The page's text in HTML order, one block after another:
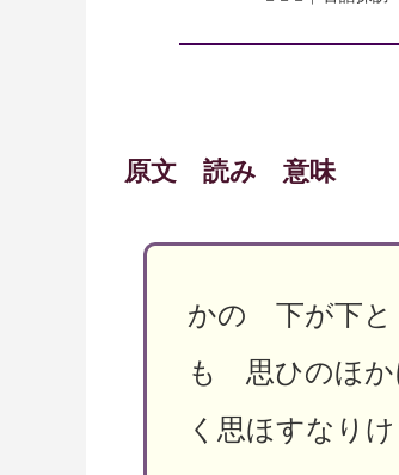
原文 読み 意味
かの 下が下と
も 思ひのほか
く思ほすなりけ